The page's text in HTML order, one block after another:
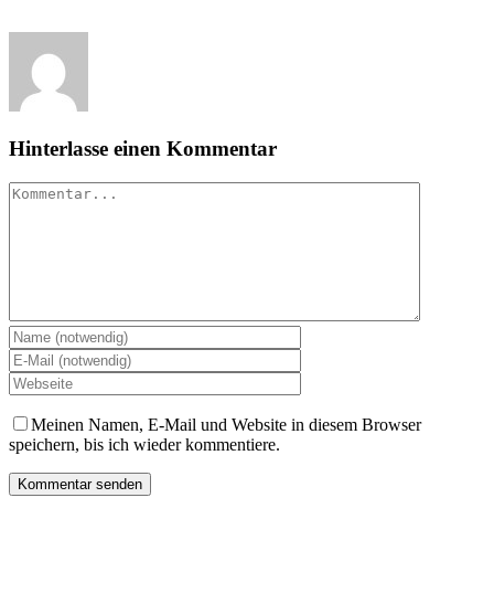
Hinterlasse einen Kommentar
Kommentar
Meinen Namen, E-Mail und Website in diesem Browser
speichern, bis ich wieder kommentiere.